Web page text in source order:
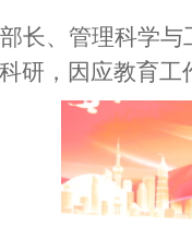
长、管理科学
研，因应教育